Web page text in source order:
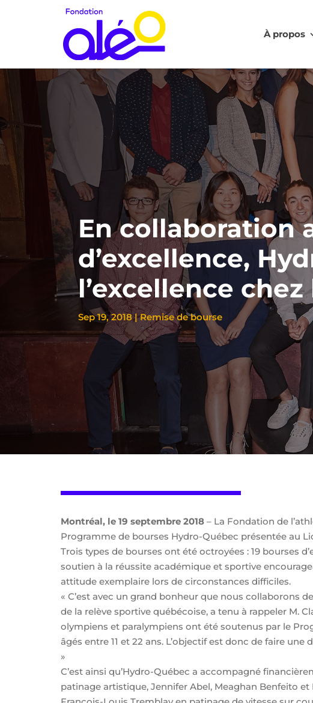
À propos
En collaboration
d’excellence,
l’excellence
Sep 19, 2018|Remise de bourse
Montréal, le 19 septembre 2018– La Fondation de
Programme de bourses Hydro-Québec présentée au
Trois types de bourses ont été octroyées : 19 bourses
soutien à la réussite académique et sportive
attitude exemplaire lors de circonstances difficiles.
« C’est avec un grand bonheur que nous collaborons
de la relève sportive québécoise, a tenu à rappeler M.
olympiens et paralympiens ont été soutenus par le
âgés entre 11 et 22 ans. L’objectif est donc de faire
»
C’est ainsi qu’Hydro-Québec a accompagné
patinage artistique, Jennifer Abel, Meaghan Benfeito